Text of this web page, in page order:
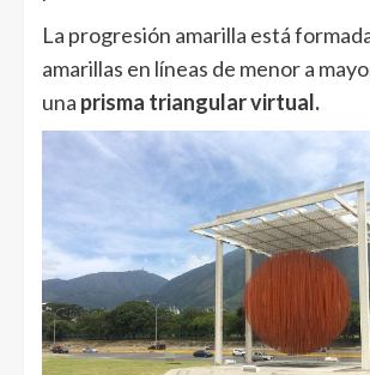
La progresión amarilla está
amarillas en líneas de menor a
una prisma triangular virtual.